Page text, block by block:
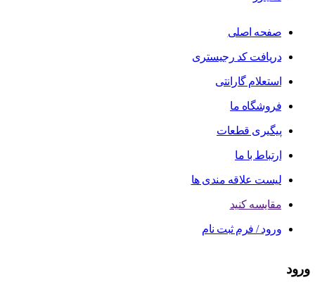
صفحه اصلی
دریافت کد رجیستری
استعلام گارانتی
فروشگاه ما
پیگیری قطعات
ارتباط با ما
لیست علاقه مندی ها
مقایسه کنید
ورود / فرم ثبت نام
ورود